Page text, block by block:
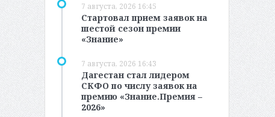
7 августа, 2026 16:45
Стартовал прием заявок на
шестой сезон премии
«Знание»
7 августа, 2026 16:43
Дагестан стал лидером
СКФО по числу заявок на
премию «Знание.Премия –
2026»